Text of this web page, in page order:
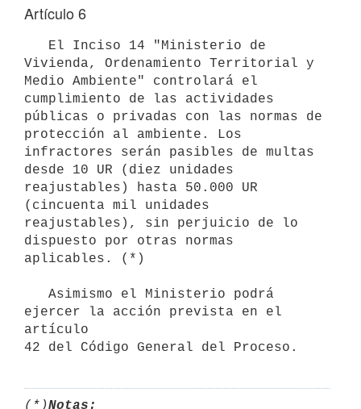
Artículo 6
Vivienda, Ordenamiento Territorial y
Medio Ambiente" controlará el
cumplimiento de las actividades
públicas o privadas con las normas de
protección al ambiente. Los
infractores serán pasibles de multas
desde 10 UR (diez unidades
reajustables) hasta 50.000 UR
(cincuenta mil unidades
reajustables), sin perjuicio de lo
dispuesto por otras normas
aplicables. (*)
ejercer la acción prevista en el
artículo
42 del Código General del Proceso.
(*)Notas: